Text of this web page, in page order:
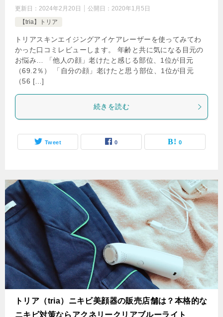
更新日： 2024年2月20日 公開日： 2020年1月5日
【tria】トリア
トリアスキンエイジングアイケアレーザーを使ってみてわ
かった口コミレビューします。 年齢と共に気になる目元の
お悩み… 「他人の顔」老けたと感じる部位、1位が目元
（69.2％） 「自分の顔」老けたと思う部位、1位が目元
（56 […]
続きを読む
Tweet 0 0
トリア（tria）ニキビ美顔器の販売店舗は？本格的な
ニキビ対策ならアクネリークリアブルーライト